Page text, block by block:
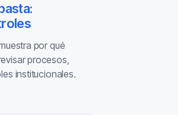
por qué
procesos,
institucionales.